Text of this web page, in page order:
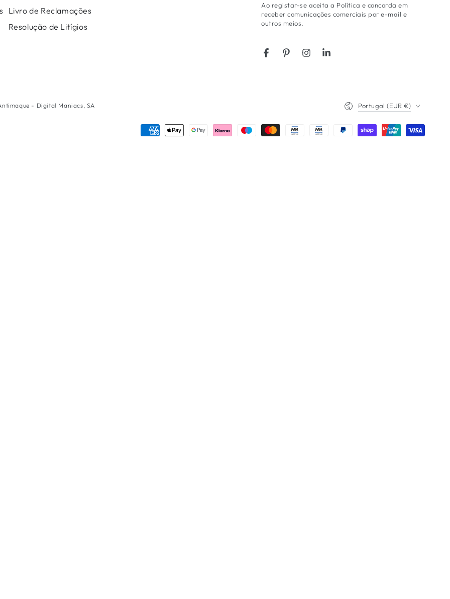
Livro de Reclamações
Resolução de Litígios
seu
e-
aqui
Ao registar-se aceita a Política e concorda em
receber comunicações comerciais por e-mail e
outros meios.
FacebookPinterestInstagramLinkedIn
- Digital Maniacs, SA Portugal (EUR €)
Métodos